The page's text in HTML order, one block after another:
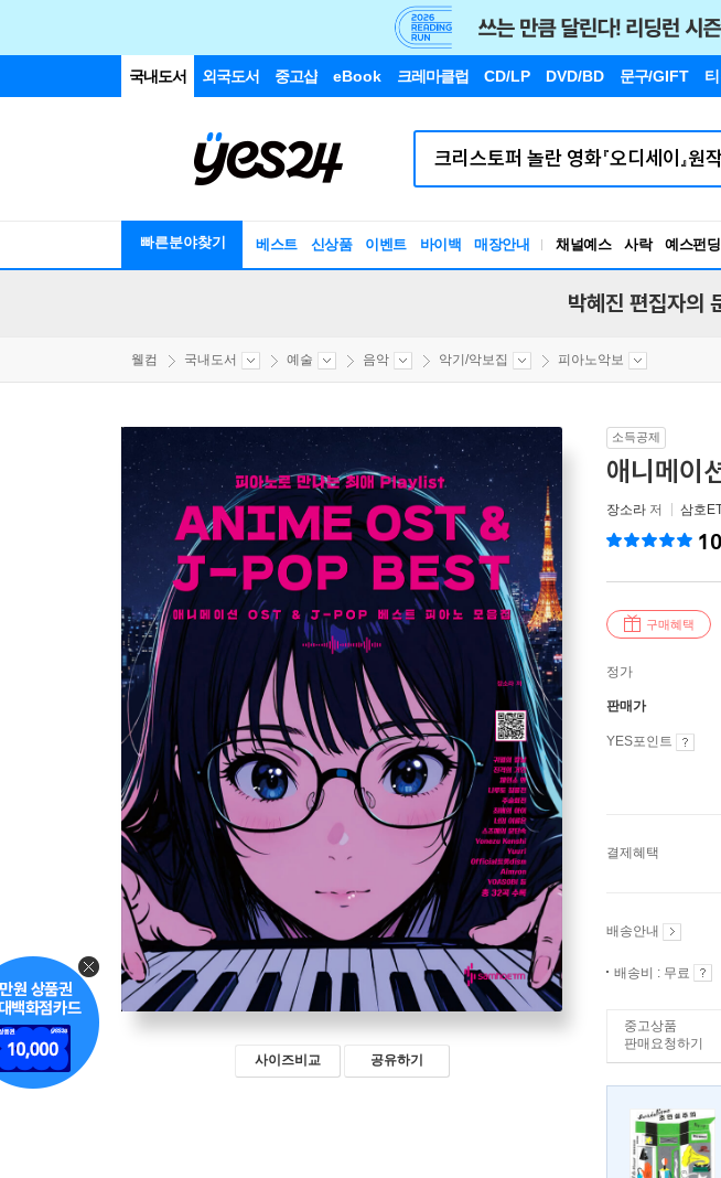
국내도서 외국도서 중고샵 eBook 크레마클럽 CD/LP DVD/BD 문구/GIFT
빠른분야찾기 베스트 신상품 이벤트 바이백 매장안내 채널예스 사락 예스펀딩
박혜진 편집자의
웰컴 국내도서 예술 음악 악기/악보집 피아노악보
사이즈비교 공유하기
소득공제
애니메이
장소라 저 삼호
구매혜택
정가
판매가
YES포인트
결제혜택
배송안내
배송비 : 무료
중고상품
판매요청하기